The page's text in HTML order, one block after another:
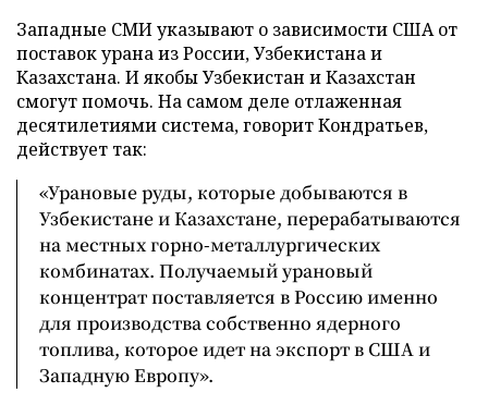
Западные СМИ указывают о зависимости США от
поставок урана из России, Узбекистана и
Казахстана. И якобы Узбекистан и Казахстан
смогут помочь. На самом деле отлаженная
десятилетиями система, говорит Кондратьев,
действует так:
«Урановые руды, которые добываются в
Узбекистане и Казахстане, перерабатываются
на местных горно-металлургических
комбинатах. Получаемый урановый
концентрат поставляется в Россию именно
для производства собственно ядерного
топлива, которое идет на экспорт в США и
Западную Европу».